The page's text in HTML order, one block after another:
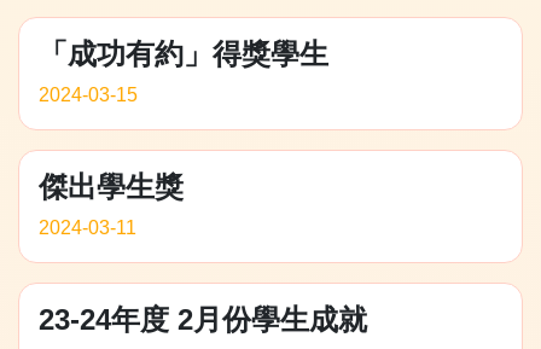
「成功有約」得獎學生
2024-03-15
傑出學生獎
2024-03-11
23-24年度 2月份學生成就